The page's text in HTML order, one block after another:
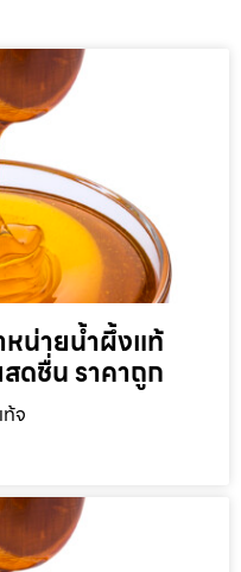
หน่ายน้ำผึ้งแท้
ดชื่น ราคาถูก
จ